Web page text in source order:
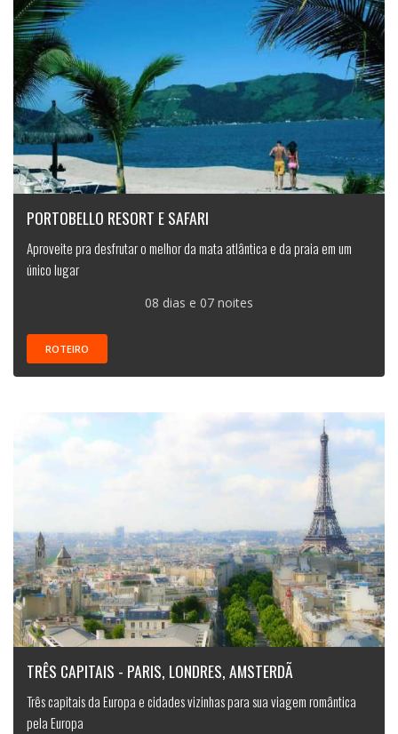
PORTOBELLO RESORT E SAFARI
Aproveite pra desfrutar o melhor da mata atlântica e da praia em um
único lugar
08 dias e 07 noites
ROTEIRO
TRÊS CAPITAIS - PARIS, LONDRES, AMSTERDÃ
Três capitais da Europa e cidades vizinhas para sua viagem romântica
pela Europa